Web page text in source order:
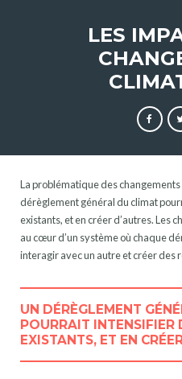
LES
00
Le fonctionnement
01
Quel climat
02
Les impacts des
La problématique des changements
dérèglement général du climat
existants, et en créer d’autres. Les
au cœur d’un système où chaque
interagir avec un autre et créer des
UN DÉRÈGLEMENT
POURRAIT INTENSIFIER
EXISTANTS, ET EN